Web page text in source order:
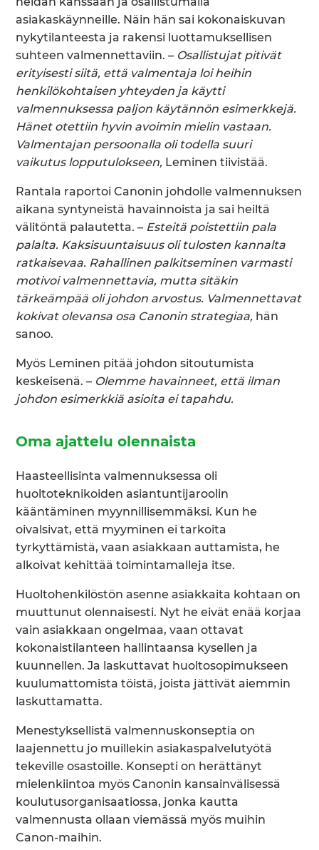
asiakaskäynneille. Näin hän sai kokonaiskuvan
nykytilanteesta ja rakensi luottamuksellisen
suhteen valmennettaviin. – Osallistujat pitivät
erityisesti siitä, että valmentaja loi heihin
henkilökohtaisen yhteyden ja käytti
valmennuksessa paljon käytännön esimerkkejä.
Hänet otettiin hyvin avoimin mielin vastaan.
Valmentajan persoonalla oli todella suuri
vaikutus lopputulokseen, Leminen tiivistää.
Rantala raportoi Canonin johdolle valmennuksen
aikana syntyneistä havainnoista ja sai heiltä
välitöntä palautetta. – Esteitä poistettiin pala
palalta. Kaksisuuntaisuus oli tulosten kannalta
ratkaisevaa. Rahallinen palkitseminen varmasti
motivoi valmennettavia, mutta sitäkin
tärkeämpää oli johdon arvostus. Valmennettavat
kokivat olevansa osa Canonin strategiaa, hän
sanoo.
Myös Leminen pitää johdon sitoutumista
keskeisenä. – Olemme havainneet, että ilman
johdon esimerkkiä asioita ei tapahdu.
Oma ajattelu olennaista
Haasteellisinta valmennuksessa oli
huoltoteknikoiden asiantuntijaroolin
kääntäminen myynnillisemmäksi. Kun he
oivalsivat, että myyminen ei tarkoita
tyrkyttämistä, vaan asiakkaan auttamista, he
alkoivat kehittää toimintamalleja itse.
Huoltohenkilöstön asenne asiakkaita kohtaan on
muuttunut olennaisesti. Nyt he eivät enää korjaa
vain asiakkaan ongelmaa, vaan ottavat
kokonaistilanteen hallintaansa kysellen ja
kuunnellen. Ja laskuttavat huoltosopimukseen
kuulumattomista töistä, joista jättivät aiemmin
laskuttamatta.
Menestyksellistä valmennuskonseptia on
laajennettu jo muillekin asiakaspalvelutyötä
tekeville osastoille. Konsepti on herättänyt
mielenkiintoa myös Canonin kansainvälisessä
koulutusorganisaatiossa, jonka kautta
valmennusta ollaan viemässä myös muihin
Canon-maihin.